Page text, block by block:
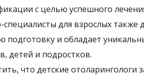
с целью успешного
для взрослых также
подготовку и обладает
детей и подростков.
что детские отоларингологи